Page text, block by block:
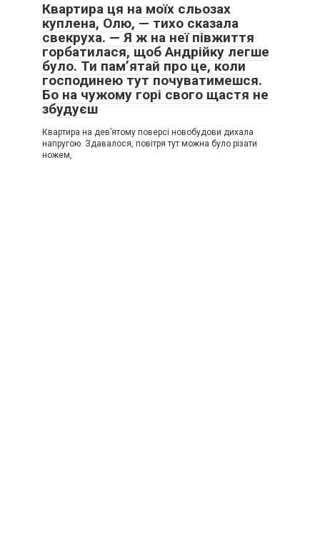
Квартира ця на моїх сльозах
куплена, Олю, — тихо сказала
свекруха. — Я ж на неї півжиття
горбатилася, щоб Андрійку легше
було. Ти пам’ятай про це, коли
господинею тут почуватимешся.
Бо на чужому горі свого щастя не
збудуєш
Квартира на дев’ятому поверсі новобудови дихала
напругою. Здавалося, повітря тут можна було різати
ножем,